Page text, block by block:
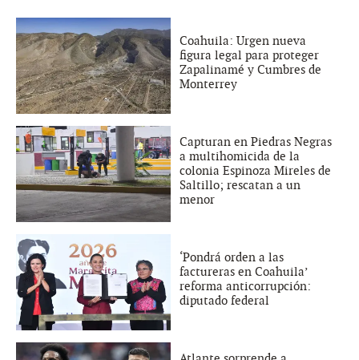
Coahuila: Urgen nueva
figura legal para proteger
Zapalinamé y Cumbres de
Monterrey
Capturan en Piedras Negras
a multihomicida de la
colonia Espinoza Mireles de
Saltillo; rescatan a un
menor
‘Pondrá orden a las
factureras en Coahuila’
reforma anticorrupción:
diputado federal